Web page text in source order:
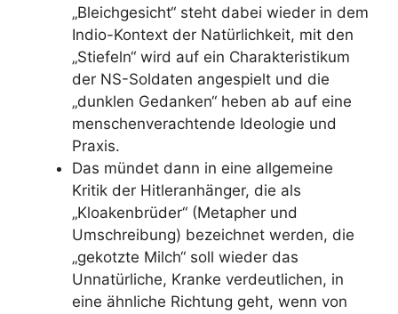
„Bleichgesicht“ steht dabei wieder in dem
Indio-Kontext der Natürlichkeit, mit den
„Stiefeln“ wird auf ein Charakteristikum
der NS-Soldaten angespielt und die
„dunklen Gedanken“ heben ab auf eine
menschenverachtende Ideologie und
Praxis.
Das mündet dann in eine allgemeine
Kritik der Hitleranhänger, die als
„Kloakenbrüder“ (Metapher und
Umschreibung) bezeichnet werden, die
„gekotzte Milch“ soll wieder das
Unnatürliche, Kranke verdeutlichen, in
eine ähnliche Richtung geht, wenn von